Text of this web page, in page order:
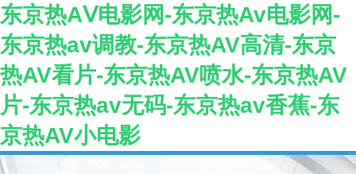
东京热AⅤ电影网-东京热Av电影网-
东京热av调教-东京热AV高清-东京
热AV看片-东京热AV喷水-东京热AV
片-东京热av无码-东京热av香蕉-东
京热AV小电影